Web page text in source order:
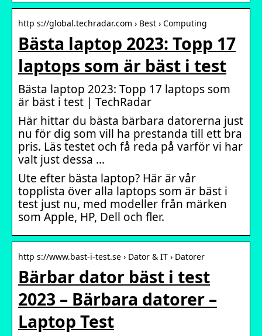
http s://global.techradar.com › Best › Computing
Bästa laptop 2023: Topp 17
laptops som är bäst i test
Bästa laptop 2023: Topp 17 laptops som
är bäst i test | TechRadar
Här hittar du bästa bärbara datorerna just
nu för dig som vill ha prestanda till ett bra
pris. Läs testet och få reda på varför vi har
valt just dessa …
Ute efter bästa laptop? Här är vår
topplista över alla laptops som är bäst i
test just nu, med modeller från märken
som Apple, HP, Dell och fler.
http s://www.bast-i-test.se › Dator & IT › Datorer
Bärbar dator bäst i test
2023 – Bärbara datorer –
Laptop Test